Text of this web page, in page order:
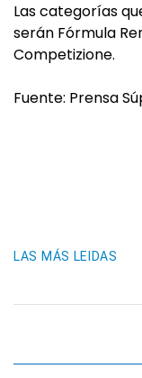
Las categorías
serán Fórmula
Competizione.
Fuente: Prensa
LAS MÁS LEIDAS